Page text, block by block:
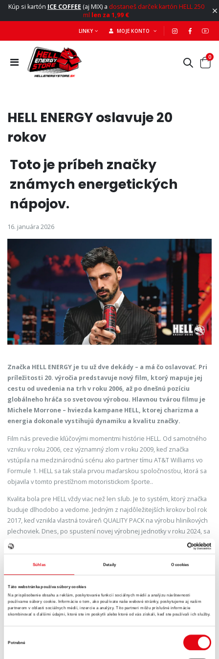
Súhlas Detaily O cookies
Táto webstránka používa súbory cookies
Na prispôsobenie obsahu a reklám, poskytovanie funkcií sociálnych médií a analýzu návštevnosti
používame súbory cookie. Informácie o tom, ako používate naše webové stránky, poskytujeme aj našim
partnerom v oblasti sociálnych médií, inzercie a analýzy. Títo partneri môžu príslušné informácie
skombinovať s ďalšími údajmi, ktoré ste im poskytli alebo ktoré od vás získali, keď ste používali ich služby.
Potrebné
Kúp si kartón ICE COFFEE (aj MIX) a dostaneš darček kartón HELL 250
ml len za 1,99 €
LINKY MOJE KONTO
0
HELL ENERGY oslavuje 20
rokov
Toto je príbeh značky
známych energetických
nápojov.
16. januára 2026
Značka HELL ENERGY je tu už dve dekády – a má čo oslavovať. Pri
príležitosti 20. výročia predstavuje nový film, ktorý mapuje jej
cestu od uvedenia na trh v roku 2006, až po dnešnú pozíciu
globálneho hráča so svetovou výrobou. Hlavnou tvárou filmu je
Michele Morrone – hviezda kampane HELL, ktorej charizma a
energia dokonale vystihujú dynamiku a kvalitu značky.
Film nás prevedie kľúčovými momentmi histórie HELL. Od samotného
vzniku v roku 2006, cez významný zlom v roku 2009, keď značka
vstúpila na medzinárodnú scénu ako partner tímu AT&T Williams vo
Formule 1. HELL sa tak stala prvou maďarskou spoločnosťou, ktorá sa
objavila v tomto prestížnom motoristickom športe..
Kvalita bola pre HELL vždy viac než len sľub. Je to systém, ktorý značka
buduje dlhodobo a vedome. Jedným z najdôležitejších krokov bol rok
2017, keď vznikla vlastná továreň QUALITY PACK na výrobu hliníkových
plechoviek. Dnes, po spustení novej výrobnej jednotky v roku 2024, sa
výrobný komplex HELL v Szikszó rozprestiera na 83 hektároch a
dokáže ročne vyrobiť až 4 miliardy plechoviek a 6 miliárd hotových
produktov. Medzitým sa značka pevne etablovala aj vo svete – HELL je
dnes dostupný vo viac ako 60 krajinách.
Ani výber tváre výročného filmu nie je náhodný. Michele Morrone je
dlhodobo súčasťou globálnej komunikácie HELL a jeho osobnosť
prirodzene zapadá do sveta značky, ktorá stojí na inováciách,
dynamike a prémiovej kvalite.
„Najťažšou otázkou vo výročnom filme nie je, čo ukázať, ale čo ho robí
bola odpoveď za 20 rokov jasná: sú to ľudia. Tí, ktorí